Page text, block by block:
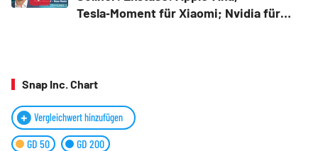
Tesla‑Moment für Xiaomi; Nvidia für
Snap Inc. Chart
Vergleichwert hinzufügen
GD 50 GD 200